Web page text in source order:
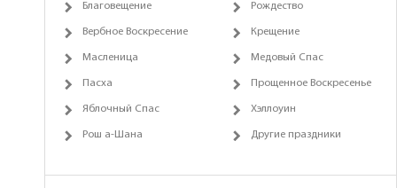
Благовещение Рождество
Вербное Воскресение Крещение
Масленица Медовый Спас
Пасха Прощенное Воскресенье
Яблочный Спас Хэллоуин
Рош а-Шана Другие праздники